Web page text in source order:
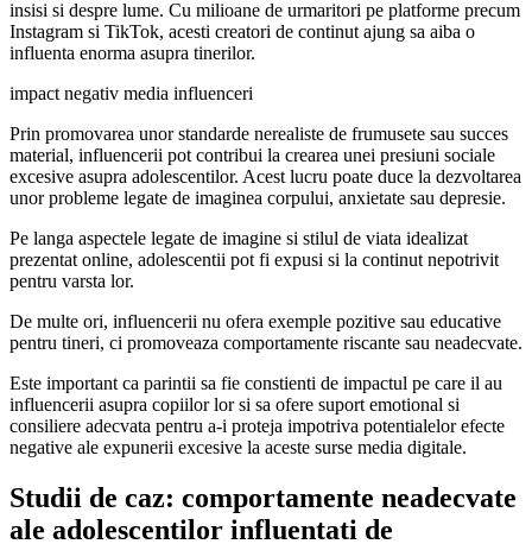
insisi si despre lume. Cu milioane de urmaritori pe platforme precum
Instagram si TikTok, acesti creatori de continut ajung sa aiba o
influenta enorma asupra tinerilor.
impact negativ media influenceri
Prin promovarea unor standarde nerealiste de frumusete sau succes
material, influencerii pot contribui la crearea unei presiuni sociale
excesive asupra adolescentilor. Acest lucru poate duce la dezvoltarea
unor probleme legate de imaginea corpului, anxietate sau depresie.
Pe langa aspectele legate de imagine si stilul de viata idealizat
prezentat online, adolescentii pot fi expusi si la continut nepotrivit
pentru varsta lor.
De multe ori, influencerii nu ofera exemple pozitive sau educative
pentru tineri, ci promoveaza comportamente riscante sau neadecvate.
Este important ca parintii sa fie constienti de impactul pe care il au
influencerii asupra copiilor lor si sa ofere suport emotional si
consiliere adecvata pentru a-i proteja impotriva potentialelor efecte
negative ale expunerii excesive la aceste surse media digitale.
Studii de caz: comportamente neadecvate
ale adolescentilor influentati de